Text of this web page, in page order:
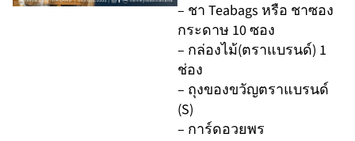
– ชา Teabags หรือ ชาซอง
กระดาษ 10 ซอง
– กล่องไม้(ตราแบรนด์) 1
ช่อง
– ถุงของขวัญตราแบรนด์
(S)
– การ์ดอวยพร